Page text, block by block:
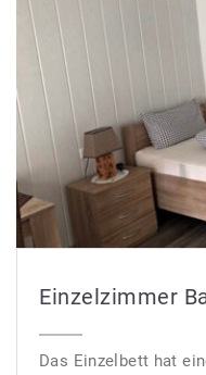
Einzelzimmer
Das Einzelbett hat